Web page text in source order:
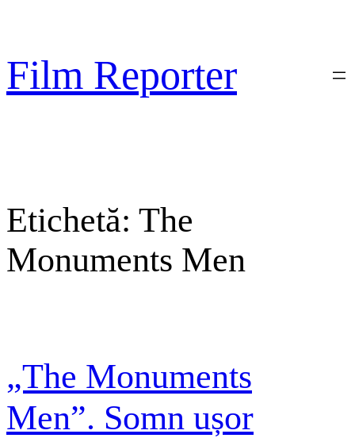
conținut
Film Reporter
Etichetă: The
Monuments Men
„The Monuments
Men”. Somn ușor